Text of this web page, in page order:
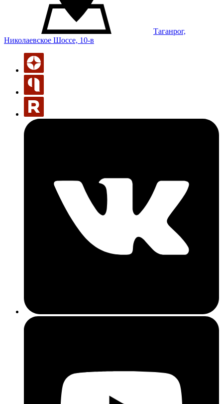
Таганрог,
Николаевское Шоссе, 10-в